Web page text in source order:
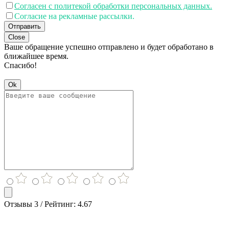
Согласен с политекой обработки персональных данных.
Согласие на рекламные рассылки.
Отправить
Close
Ваше обращение успешно отправлено и будет обработано в
ближайшее время.
Спасибо!
Ok
Отзывы 3 / Рейтинг: 4.67